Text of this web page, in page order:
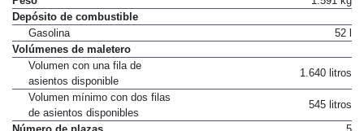
Depósito de combustible
Gasolina
52 l
Volúmenes de maletero
Volumen con una fila de
asientos disponible
1.640 litros
Volumen mínimo con dos filas
de asientos disponibles
545 litros